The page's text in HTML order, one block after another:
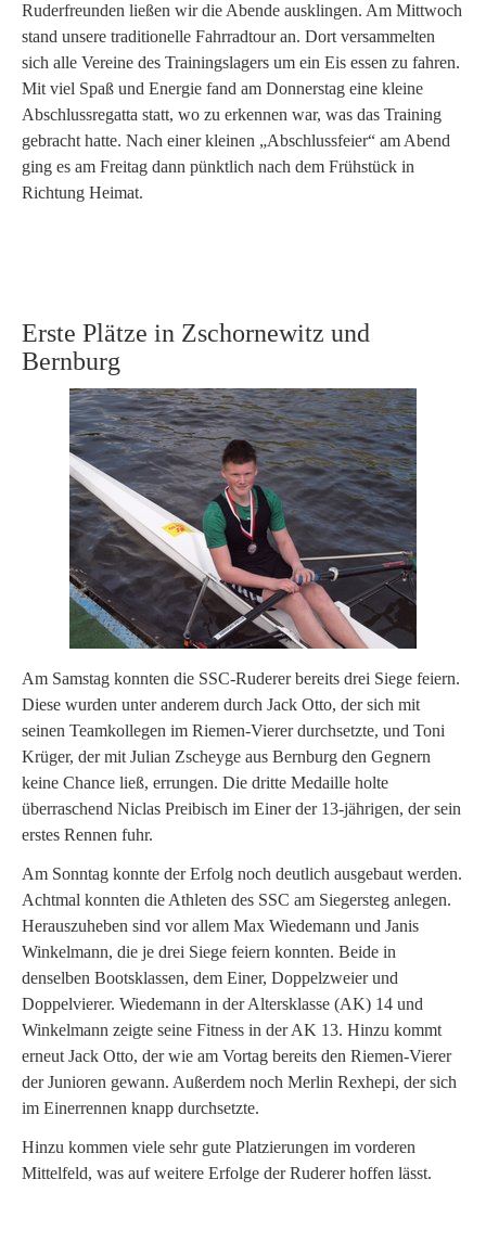
Ruderfreunden ließen wir die Abende ausklingen. Am Mittwoch
stand unsere traditionelle Fahrradtour an. Dort versammelten
sich alle Vereine des Trainingslagers um ein Eis essen zu fahren.
Mit viel Spaß und Energie fand am Donnerstag eine kleine
Abschlussregatta statt, wo zu erkennen war, was das Training
gebracht hatte. Nach einer kleinen „Abschlussfeier“ am Abend
ging es am Freitag dann pünktlich nach dem Frühstück in
Richtung Heimat.
Erste Plätze in Zschornewitz und
Bernburg
Am Samstag konnten die SSC-Ruderer bereits drei Siege feiern.
Diese wurden unter anderem durch Jack Otto, der sich mit
seinen Teamkollegen im Riemen-Vierer durchsetzte, und Toni
Krüger, der mit Julian Zscheyge aus Bernburg den Gegnern
keine Chance ließ, errungen. Die dritte Medaille holte
überraschend Niclas Preibisch im Einer der 13-jährigen, der sein
erstes Rennen fuhr.
Am Sonntag konnte der Erfolg noch deutlich ausgebaut werden.
Achtmal konnten die Athleten des SSC am Siegersteg anlegen.
Herauszuheben sind vor allem Max Wiedemann und Janis
Winkelmann, die je drei Siege feiern konnten. Beide in
denselben Bootsklassen, dem Einer, Doppelzweier und
Doppelvierer. Wiedemann in der Altersklasse (AK) 14 und
Winkelmann zeigte seine Fitness in der AK 13. Hinzu kommt
erneut Jack Otto, der wie am Vortag bereits den Riemen-Vierer
der Junioren gewann. Außerdem noch Merlin Rexhepi, der sich
im Einerrennen knapp durchsetzte.
Hinzu kommen viele sehr gute Platzierungen im vorderen
Mittelfeld, was auf weitere Erfolge der Ruderer hoffen lässt.